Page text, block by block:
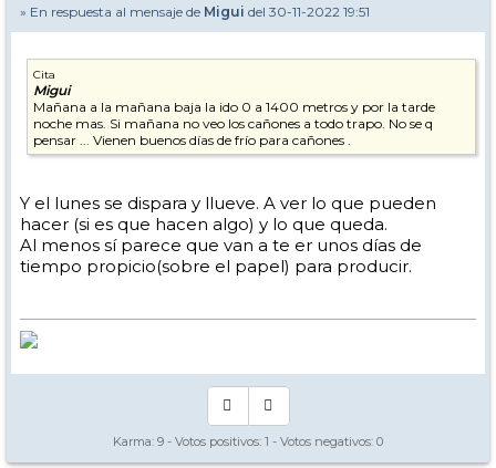
» En respuesta al mensaje de Migui del 30-11-2022 19:51
Cita
Migui
Mañana a la mañana baja la ido 0 a 1400 metros y por la tarde
noche mas. Si mañana no veo los cañones a todo trapo. No se q
pensar ... Vienen buenos días de frío para cañones .
Y el lunes se dispara y llueve. A ver lo que pueden
hacer (si es que hacen algo) y lo que queda.
Al menos sí parece que van a te er unos días de
tiempo propicio(sobre el papel) para producir.
Karma: 9 - Votos positivos: 1 - Votos negativos: 0